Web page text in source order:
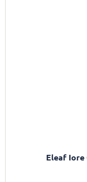
Eleaf Iore
Průměrné hodnocení